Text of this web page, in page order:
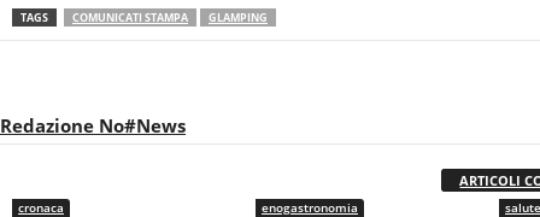
TAGS COMUNICATI STAMPA GLAMPING
Redazione No#News
ARTICOLI
cronaca enogastronomia